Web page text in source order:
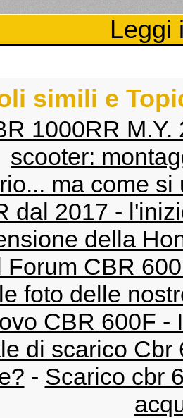
Leggi
simili e
1000RR M.Y.
scooter:
ma come si
dal 2017 -
della
Forum CBR
foto delle
CBR 600F -
di scarico Cbr
- Scarico cbr